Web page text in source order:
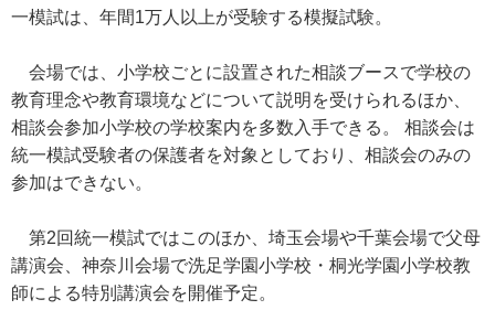
一模試は、年間1万人以上が受験する模擬試験。
会場では、小学校ごとに設置された相談ブースで学校の
教育理念や教育環境などについて説明を受けられるほか、
相談会参加小学校の学校案内を多数入手できる。 相談会は
統一模試受験者の保護者を対象としており、相談会のみの
参加はできない。
第2回統一模試ではこのほか、埼玉会場や千葉会場で父母
講演会、神奈川会場で洗足学園小学校・桐光学園小学校教
師による特別講演会を開催予定。